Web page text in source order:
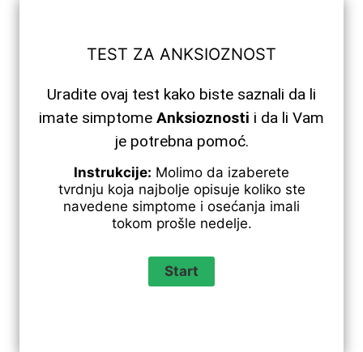
TEST ZA ANKSIOZNOST
Uradite ovaj test kako biste saznali da li
imate simptome Anksioznosti i da li Vam
je potrebna pomoć.
Instrukcije: Molimo da izaberete
tvrdnju koja najbolje opisuje koliko ste
navedene simptome i osećanja imali
tokom prošle nedelje.